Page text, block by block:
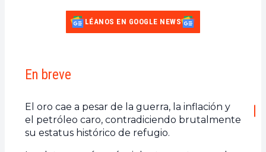
LÉANOS EN GOOGLE NEWS
En breve
El oro cae a pesar de la guerra, la inflación y
el petróleo caro, contradiciendo brutalmente
su estatus histórico de refugio.